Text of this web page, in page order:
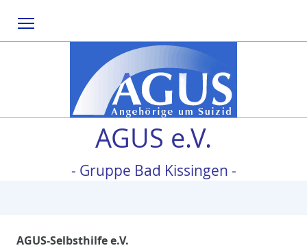
AGUS e.V.
- Gruppe Bad Kissingen -
AGUS-Selbsthilfe e.V.